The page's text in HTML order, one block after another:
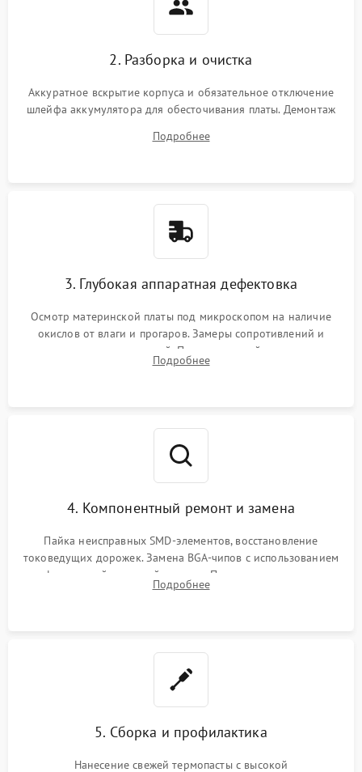
2. Разборка и очистка
Аккуратное вскрытие корпуса и обязательное отключение
шлейфа аккумулятора для обесточивания платы. Демонтаж
высохшей термопасты с кристаллов чипов.
Подробнее
3. Глубокая аппаратная дефектовка
Осмотр материнской платы под микроскопом на наличие
окислов от влаги и прогаров. Замеры сопротивлений и
дежурных напряжений. Проверка цепей питания,
мультиконтроллера, процессора и видеочипа.
Подробнее
4. Компонентный ремонт и замена
Пайка неисправных SMD-элементов, восстановление
токоведущих дорожек. Замена BGA-чипов с использованием
инфракрасной паяльной станции. Прошивка микросхемы
BIOS или замена поврежденных портов USB
Подробнее
5. Сборка и профилактика
Нанесение свежей термопасты с высокой